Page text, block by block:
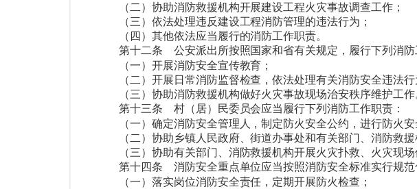
（二）协助消防救援机构开展建设工程火灾事故调查工作；
（三）依法处理违反建设工程消防管理的违法行为；
（四）其他依法应当履行的消防工作职责。
第十二条 公安派出所按照国家和省有关规定，履行下列消防
（一）开展消防安全宣传教育；
（二）开展日常消防监督检查，依法处理有关消防安全违法行
（三）协助消防救援机构做好火灾事故现场治安秩序维护工作
第十三条 村（居）民委员会应当履行下列消防工作职责：
（一）确定消防安全管理人，制定防火安全公约，进行防火
（二）协助乡镇人民政府、街道办事处和有关部门、消防救
（三）协助有关部门、消防救援机构开展火灾扑救、火灾现
第十四条 消防安全重点单位应当按照消防安全标准实行规
（一）落实岗位消防安全责任，定期开展防火检查；